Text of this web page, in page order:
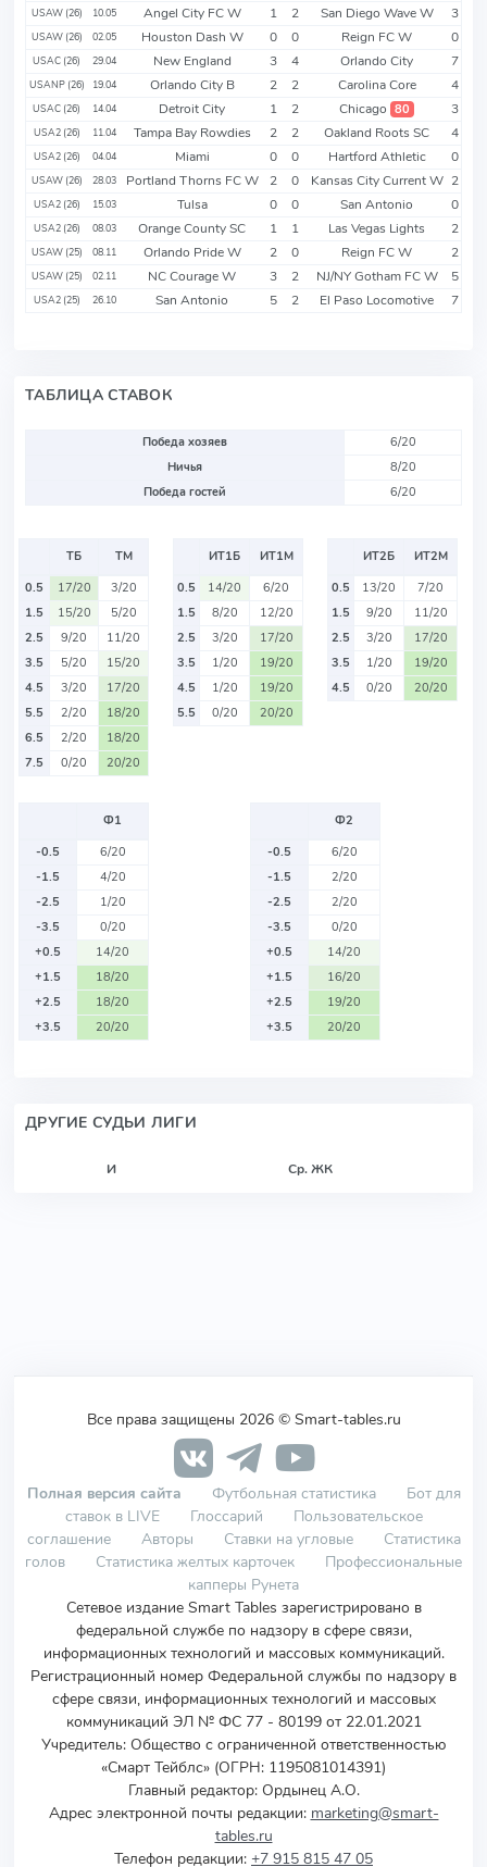
USAW (26) 10.05 Angel City FC W 1 2 San Diego Wave W 3
USAW (26) 02.05 Houston Dash W 0 0 Reign FC W 0
USAC (26) 29.04 New England 3 4 Orlando City 7
USANP (26) 19.04 Orlando City B 2 2 Carolina Core 4
USAC (26) 14.04 Detroit City 1 2 Chicago 80 3
USA2 (26) 11.04 Tampa Bay Rowdies 2 2 Oakland Roots SC 4
USA2 (26) 04.04 Miami 0 0 Hartford Athletic 0
USAW (26) 28.03 Portland Thorns FC W 2 0 Kansas City Current W 2
USA2 (26) 15.03 Tulsa 0 0 San Antonio 0
USA2 (26) 08.03 Orange County SC 1 1 Las Vegas Lights 2
USAW (25) 08.11 Orlando Pride W 2 0 Reign FC W 2
USAW (25) 02.11 NC Courage W 3 2 NJ/NY Gotham FC W 5
USA2 (25) 26.10 San Antonio 5 2 El Paso Locomotive 7
ТАБЛИЦА СТАВОК
Победа хозяев
6/20
Ничья
8/20
Победа гостей
6/20
ТБ
ТМ
0.5
17/20
3/20
1.5
15/20
5/20
2.5
9/20
11/20
3.5
5/20
15/20
4.5
3/20
17/20
5.5
2/20
18/20
6.5
2/20
18/20
7.5
0/20 20/20
ИТ1Б
ИТ1М
0.5
14/20
6/20
1.5
8/20
12/20
2.5
3/20
17/20
3.5
1/20
19/20
4.5
1/20
19/20
5.5
0/20 20/20
ИТ2Б
ИТ2М
0.5
13/20
7/20
1.5
9/20
11/20
2.5
3/20
17/20
3.5
1/20
19/20
4.5
0/20 20/20
Ф1
-0.5
6/20
-1.5
4/20
-2.5
1/20
-3.5
0/20
+0.5
14/20
+1.5
18/20
+2.5
18/20
+3.5
20/20
Ф2
-0.5
6/20
-1.5
2/20
-2.5
2/20
-3.5
0/20
+0.5
14/20
+1.5
16/20
+2.5
19/20
+3.5
20/20
ДРУГИЕ СУДЬИ ЛИГИ
И Ср. ЖК
Все права защищены 2026 © Smart-tables.ru
Полная версия сайта Футбольная статистика
Бот для
ставок в LIVE
Глоссарий
Пользовательское
соглашение
Авторы Ставки на угловые
Статистика
голов
Статистика желтых карточек
Профессиональные
капперы Рунета
Сетевое издание Smart Tables зарегистрировано в
федеральной службе по надзору в сфере связи,
информационных технологий и массовых коммуникаций.
Регистрационный номер Федеральной службы по надзору в
сфере связи, информационных технологий и массовых
коммуникаций ЭЛ № ФС 77 - 80199 от 22.01.2021
Учредитель: Общество с ограниченной ответственностью
«Смарт Тейблс» (ОГРН: 1195081014391)
Главный редактор: Ордынец А.О.
Адрес электронной почты редакции: marketing@smart-
tables.ru
Телефон редакции: +7 915 815 47 05